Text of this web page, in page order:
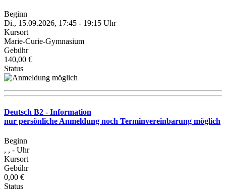
Beginn
Di., 15.09.2026, 17:45 - 19:15 Uhr
Kursort
Marie-Curie-Gymnasium
Gebühr
140,00 €
Status
Deutsch B2 - Information
nur persönliche Anmeldung noch Terminvereinbarung möglich
Beginn
, , - Uhr
Kursort
Gebühr
0,00 €
Status